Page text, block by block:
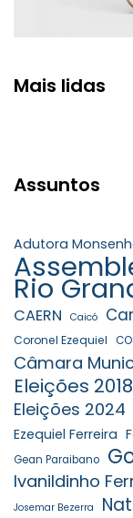
Mais lidas
Assuntos
Adutora
Rio
CAERN Caicó
Coronel Ezequiel
Câmara
Eleições 2018
Eleições 2024
Ezequiel Ferreira
Gean Paraibano
Ivanildinho
Josemar Bezerra